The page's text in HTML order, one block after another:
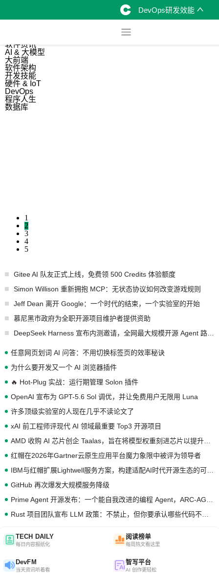
DevOps研发效能
软件资讯
AI & 大模型
大前端
软件架构
开发技能
硬件 & IoT
DevOps
程序人生
数据库
1
2
3
4
5
Gitee AI 队友正式上线，免费领 500 Credits 体验额度
Simon Willison 重新拥抱 MCP：无状态协议如何改变游戏规则
Jeff Dean 离开 Google：一个时代的结束，一个实验室的开始
慕尼黑市政府为全职开源项目维护者提供资助
任意网页划词 AI 问答：不用切换标签页的效率秘诀
为什么要开发又一个 AI 浏览器插件
🔥 Hot-Plug 实战：运行期管理 Solon 插件
OpenAI 宣布为 GPT-5.6 Sol 调优，并让免费用户无限用 Luna
许多顶级实验室的人现在几乎不读论文了
xAI 前工程师评现代 AI 领域最重要 Top3 开源项目
红帽在2026年Gartner云原生应用平台魔力象限中被评为领导者
GitHub 再次爆发大规模服务降级
TECH DAILY
每日内容报纸化
阅读榜单
每周热文看这里
DevFM
当天资讯听着看
智写平台
AI 创作更轻松